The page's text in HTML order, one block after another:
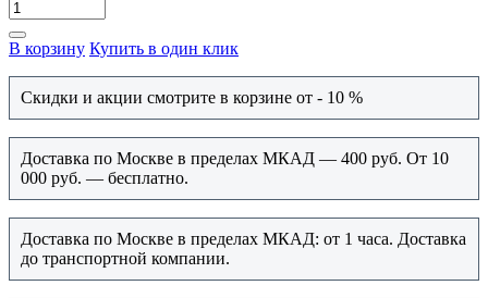
В корзину Купить в один клик
Скидки и акции смотрите в корзине от - 10 %
Доставка по Москве в пределах МКАД — 400 руб. От 10
000 руб. — бесплатно.
Доставка по Москве в пределах МКАД: от 1 часа. Доставка
до транспортной компании.